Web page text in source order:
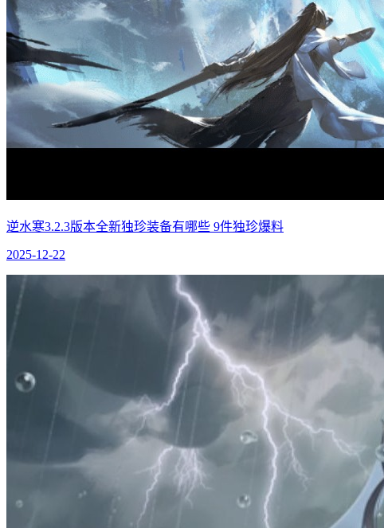
逆水寒3.2.3版本全新独珍装备有哪些 9件独珍爆料
2025-12-22